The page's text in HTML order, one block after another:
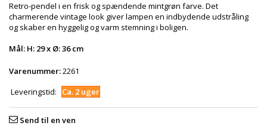
Retro-pendel i en frisk og spændende mintgrøn farve. Det
charmerende vintage look giver lampen en indbydende udstråling
og skaber en hyggelig og varm stemning i boligen.
Mål: H: 29 x Ø: 36 cm
Varenummer:2261
Leveringstid:
Ca. 2 uger
Send til en ven